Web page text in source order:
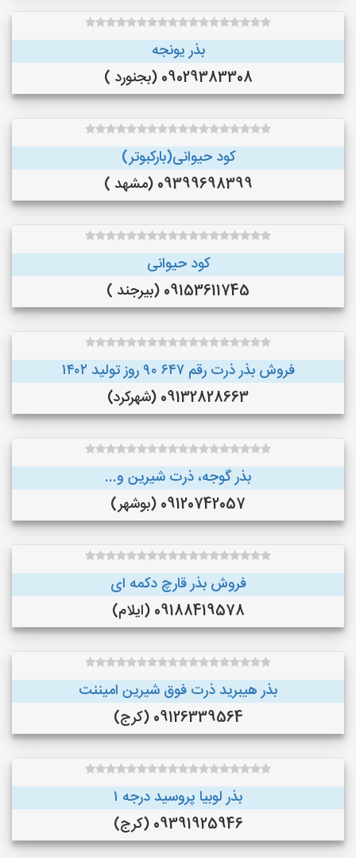
بذر یونجه
09029383308 (بجنورد )
کود حیوانی(بارکبوتر)
09399698399 (مشهد )
کود حیوانی
09153611745 (بیرجند )
فروش بذر ذرت رقم ۶۴۷ ۹۰ روز تولید ۱۴۰۲
09132828663 (شهرکرد)
بذر گوجه، ذرت شیرین و...
09120742057 (بوشهر)
فروش بذر قارچ دکمه ای
09188419578 (ایلام)
بذر هیبرید ذرت فوق شیرین امیننت
09126339564 (کرج)
بذر لوبیا پروسید درجه ۱
09391925946 (کرج)